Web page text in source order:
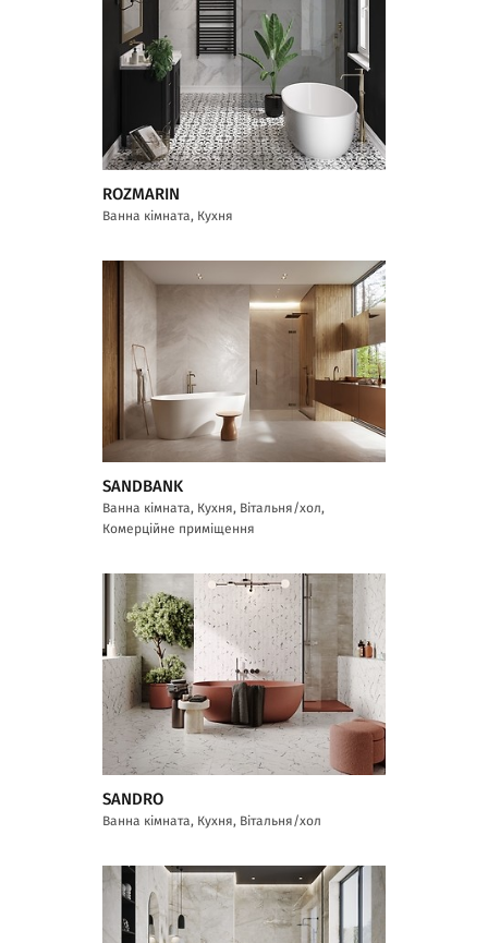
ROZMARIN
Ванна кімната, Кухня
SANDBANK
Ванна кімната, Кухня, Вітальня/хол,
Комерційне приміщення
SANDRO
Ванна кімната, Кухня, Вітальня/хол